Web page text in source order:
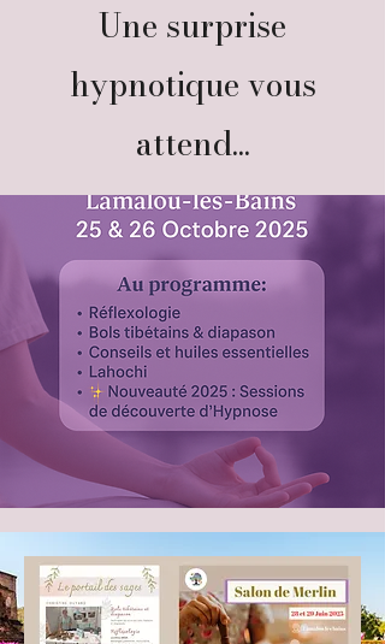
Une surprise
hypnotique vous
attend...